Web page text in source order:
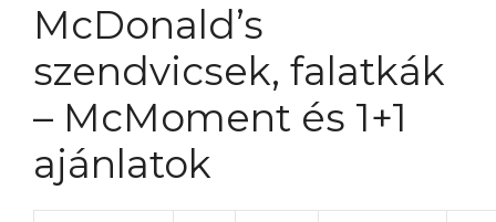
McDonald’s
szendvicsek, falatkák
– McMoment és 1+1
ajánlatok